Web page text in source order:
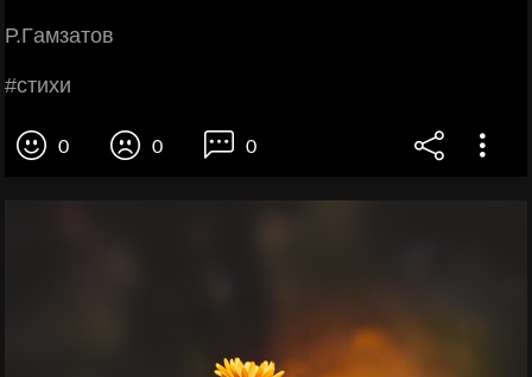
Р.Γaмзaтoв
#cтихи
0 0 0